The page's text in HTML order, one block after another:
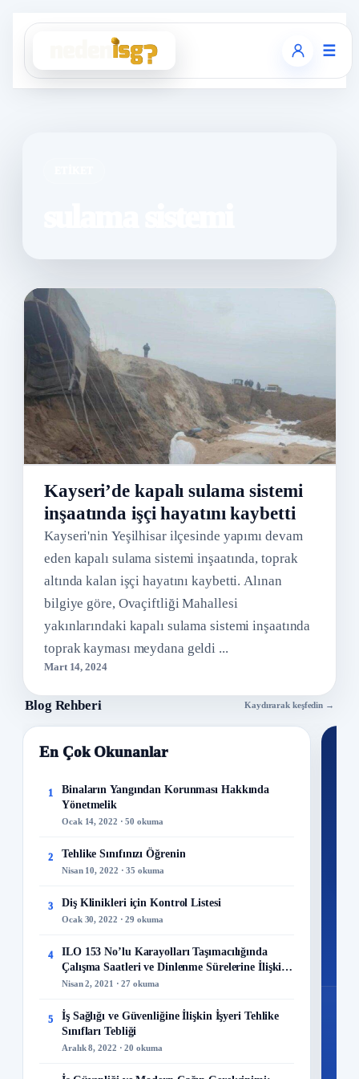
☰
Kayseri’de kapalı sulama sistemi
inşaatında işçi hayatını kaybetti
Kayseri'nin Yeşilhisar ilçesinde yapımı devam
eden kapalı sulama sistemi inşaatında, toprak
altında kalan işçi hayatını kaybetti. Alınan
bilgiye göre, Ovaçiftliği Mahallesi
yakınlarındaki kapalı sulama sistemi inşaatında
toprak kayması meydana geldi ...
Mart 14, 2024
Blog Rehberi Kaydırarak keşfedin →
En Çok Okunanlar
1
Binaların Yangından Korunması Hakkında
Yönetmelik
Ocak 14, 2022 · 50 okuma
2 Tehlike Sınıfınızı Öğrenin
Nisan 10, 2022 · 35 okuma
3 Diş Klinikleri için Kontrol Listesi
Ocak 30, 2022 · 29 okuma
4
ILO 153 No’lu Karayolları Taşımacılığında
Çalışma Saatleri ve Dinlenme Sürelerine İlişkin
Sözleşme
Nisan 2, 2021 · 27 okuma
5
İş Sağlığı ve Güvenliğine İlişkin İşyeri Tehlike
Sınıfları Tebliği
Aralık 8, 2022 · 20 okuma